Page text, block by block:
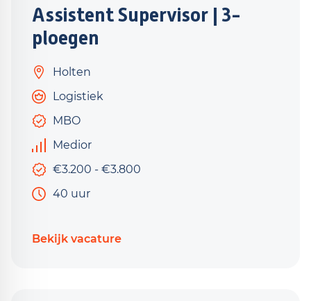
Assistent Supervisor | 3-
ploegen
Holten
Logistiek
MBO
Medior
€3.200 - €3.800
40 uur
Bekijk vacature